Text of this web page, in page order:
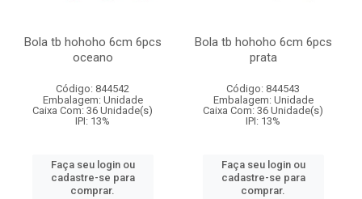
Bola tb hohoho 6cm 6pcs
oceano
Código: 844542
Embalagem: Unidade
Caixa Com: 36 Unidade(s)
IPI: 13%
Faça seu login ou
cadastre-se para
comprar.
Bola tb hohoho 6cm 6pcs
prata
Código: 844543
Embalagem: Unidade
Caixa Com: 36 Unidade(s)
IPI: 13%
Faça seu login ou
cadastre-se para
comprar.